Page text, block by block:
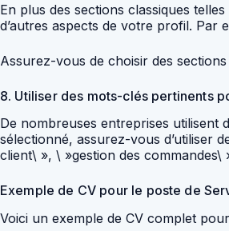
En plus des sections classiques
d’autres aspects de votre profil. Par
Assurez-vous de choisir des
8. Utiliser des mots-clés pertinents
De nombreuses entreprises utilisent
sélectionné, assurez-vous d’utiliser
client\ », \ »gestion des
Exemple de CV pour le poste de
Voici un exemple de CV complet